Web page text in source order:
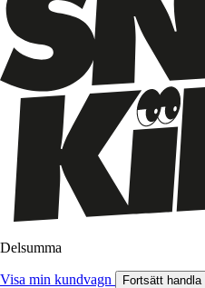
Delsumma
Visa min kundvagn Fortsätt handla